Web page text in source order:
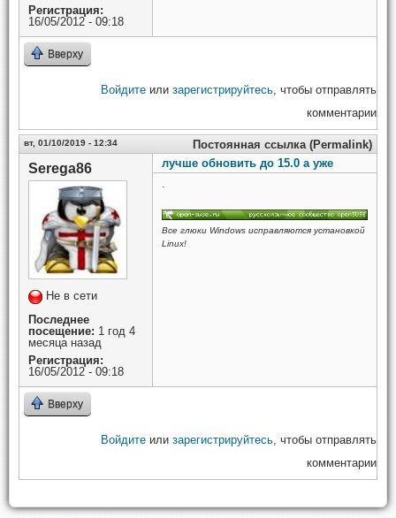
Регистрация:
16/05/2012 - 09:18
Вверху
Войдите или зарегистрируйтесь, чтобы отправлять
комментарии
вт, 01/10/2019 - 12:34 Постоянная ссылка (Permalink)
Serega86
Не в сети
Последнее
посещение: 1 год 4
месяца назад
Регистрация:
16/05/2012 - 09:18
лучше обновить до 15.0 а уже
.
Все глюки Windows исправляются установкой
Linux!
Вверху
Войдите или зарегистрируйтесь, чтобы отправлять
комментарии